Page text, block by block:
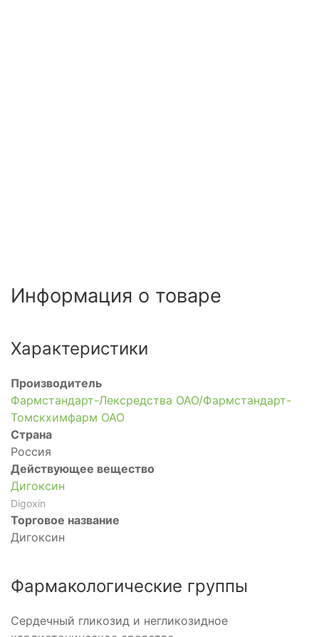
Информация о товаре
Характеристики
Производитель
Фармстандарт-Лексредства ОАО/Фармстандарт-
Томскхимфарм ОАО
Страна
Россия
Действующее вещество
Дигоксин
Digoxin
Торговое название
Дигоксин
Фармакологические группы
Сердечный гликозид и негликозидное